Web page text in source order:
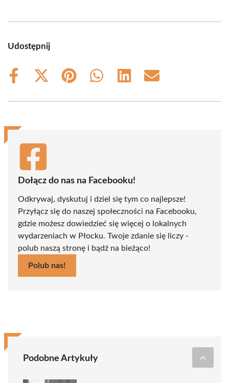
Udostępnij
Share
Share
(Twitter)
Share
Share
Share
Share
Dołącz do nas na Facebooku!
Odkrywaj, dyskutuj i dziel się tym co najlepsze!
Przyłącz się do naszej społeczności na Facebooku,
gdzie możesz dowiedzieć się więcej o lokalnych
wydarzeniach w Płocku. Twoje zdanie się liczy -
polub naszą stronę i bądź na bieżąco!
Polub nas!
Podobne Artykuły